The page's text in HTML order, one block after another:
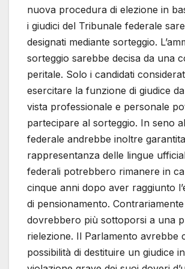
nuova procedura di elezione in
i giudici del Tribunale federale
designati mediante sorteggio.
sorteggio sarebbe decisa da una
peritale. Solo i candidati
esercitare la funzione di giudice
vista professionale e personale
partecipare al sorteggio. In seno
federale andrebbe inoltre garantita
rappresentanza delle lingue
federali potrebbero rimanere in
cinque anni dopo aver raggiunto
di pensionamento.
dovrebbero più sottoporsi a una
rielezione. Il Parlamento avrebbe
possibilità di destituire un giudice